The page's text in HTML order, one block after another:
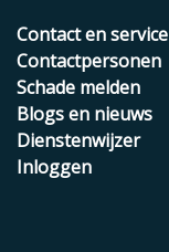
Contact en service
Contactpersonen
Schade melden
Blogs en nieuws
Dienstenwijzer
Inloggen